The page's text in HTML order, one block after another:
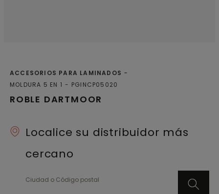
ROBLE DARTMOOR
ACCESORIOS PARA LAMINADOS
MOLDURA 5 EN 1
PGINCP05020
Localice su distribuidor más
cercano
Ciudad o Código postal